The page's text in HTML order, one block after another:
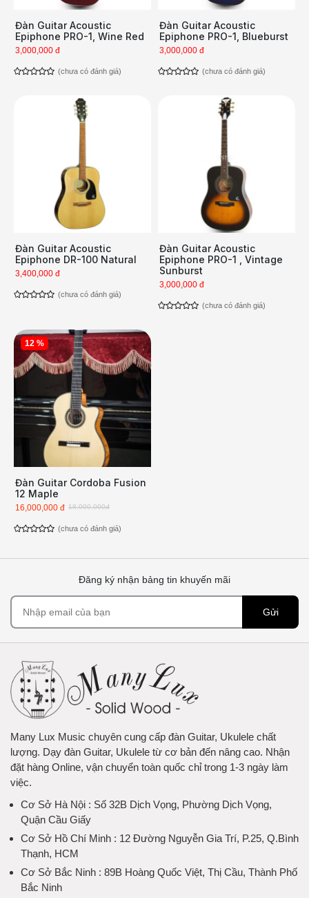
Đàn Guitar Acoustic
Epiphone PRO-1, Wine Red
3,000,000 đ
(chưa có đánh giá)
Đàn Guitar Acoustic
Epiphone PRO-1, Blueburst
3,000,000 đ
(chưa có đánh giá)
Đàn Guitar Acoustic
Epiphone DR-100 Natural
3,400,000 đ
(chưa có đánh giá)
Đàn Guitar Acoustic
Epiphone PRO-1 , Vintage
Sunburst
3,000,000 đ
(chưa có đánh giá)
12 %
Đàn Guitar Cordoba Fusion
12 Maple
18,000,000đ
16,000,000 đ
(chưa có đánh giá)
Đăng ký nhận bảng tin khuyến mãi
Gửi
Many Lux Music chuyên cung cấp đàn Guitar, Ukulele chất
lượng. Dạy đàn Guitar, Ukulele từ cơ bản đến nâng cao. Nhận
đặt hàng Online, vận chuyển toàn quốc chỉ trong 1-3 ngày làm
việc.
Cơ Sở Hà Nội : Số 32B Dịch Vọng, Phường Dịch Vọng,
Quận Cầu Giấy
Cơ Sở Hồ Chí Minh : 12 Đường Nguyễn Gia Trí, P.25, Q.Bình
Thạnh, HCM
Cơ Sở Bắc Ninh : 89B Hoàng Quốc Việt, Thị Cầu, Thành Phố
Bắc Ninh